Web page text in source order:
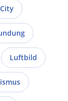
City
Luftbild